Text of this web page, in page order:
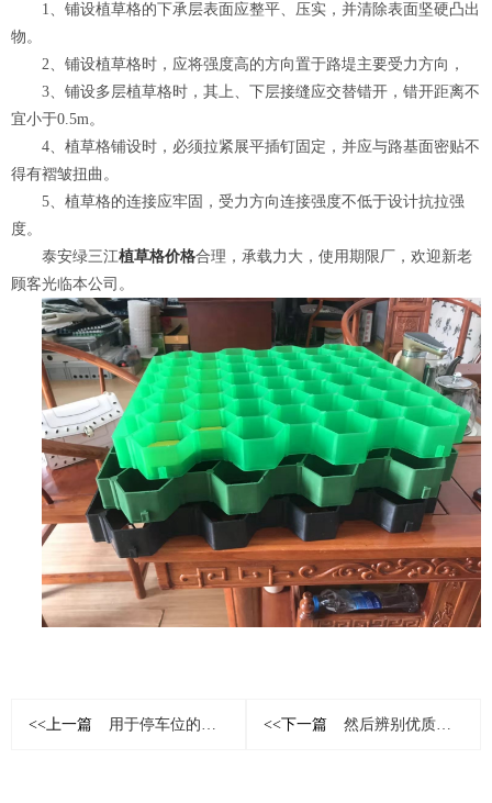
1、铺设植草格的下承层表面应整平、压实，并清除表面坚硬凸出
物。
2、铺设植草格时，应将强度高的方向置于路堤主要受力方向，
3、铺设多层植草格时，其上、下层接缝应交替错开，错开距离不
宜小于0.5m。
4、植草格铺设时，必须拉紧展平插钉固定，并应与路基面密贴不
得有褶皱扭曲。
5、植草格的连接应牢固，受力方向连接强度不低于设计抗拉强
度。
泰安绿三江植草格价格合理，承载力大，使用期限厂，欢迎新老
顾客光临本公司。
<<上一篇 用于停车位的植草格基层处理 <<下一篇 然后辨别优质的植草格